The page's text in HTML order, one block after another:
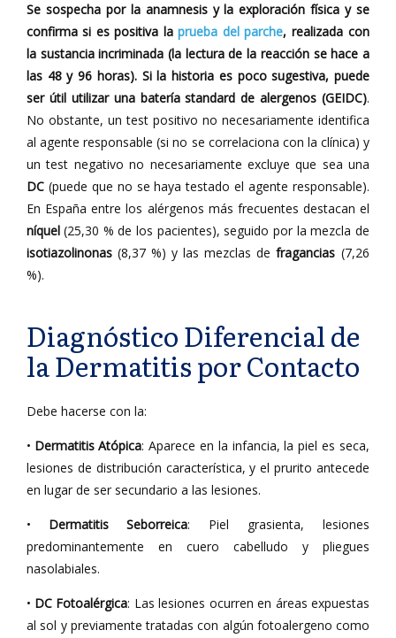
Se sospecha por la anamnesis y la exploración física y se
confirma si es positiva la prueba del parche, realizada con
la sustancia incriminada (la lectura de la reacción se hace a
las 48 y 96 horas). Si la historia es poco sugestiva, puede
ser útil utilizar una batería standard de alergenos (GEIDC).
No obstante, un test positivo no necesariamente identifica
al agente responsable (si no se correlaciona con la clínica) y
un test negativo no necesariamente excluye que sea una
DC (puede que no se haya testado el agente responsable).
En España entre los alérgenos más frecuentes destacan el
níquel (25,30 % de los pacientes), seguido por la mezcla de
isotiazolinonas (8,37 %) y las mezclas de fragancias (7,26
%).
Diagnóstico Diferencial de
la Dermatitis por Contacto
Debe hacerse con la:
• Dermatitis Atópica: Aparece en la infancia, la piel es seca,
lesiones de distribución característica, y el prurito antecede
en lugar de ser secundario a las lesiones.
• Dermatitis Seborreica: Piel grasienta, lesiones
predominantemente en cuero cabelludo y pliegues
nasolabiales.
• DC Fotoalérgica: Las lesiones ocurren en áreas expuestas
al sol y previamente tratadas con algún fotoalergeno como